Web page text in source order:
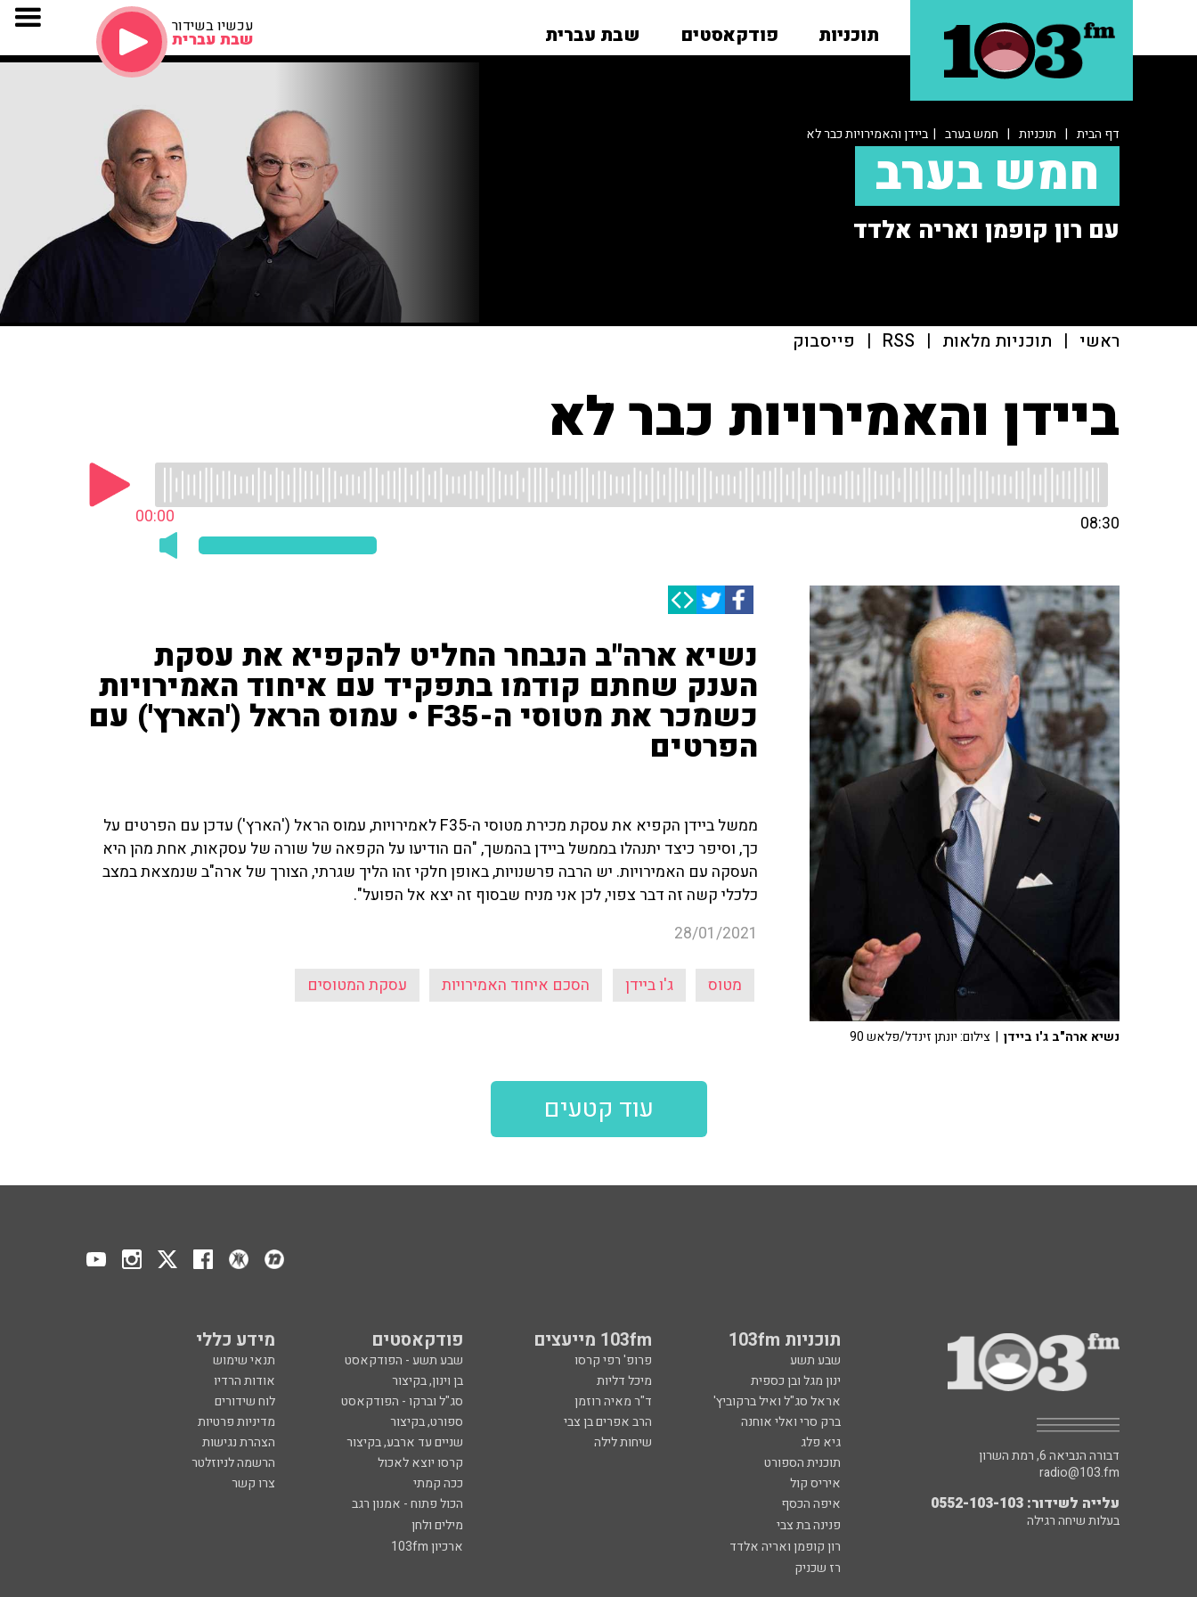
תוכניות פודקאסטים שבת עברית עכשיו בשידור
שבת עברית
דף הבית | תוכניות | חמש בערב | ביידן והאמירויות כבר לא
חמש בערב
עם רון קופמן ואריה אלדד
ראשי | תוכניות מלאות |
RSS
| פייסבוק
ביידן והאמירויות כבר לא
00:00 08:30
נשיא ארה"ב הנבחר החליט להקפיא את עסקת
הענק שחתם קודמו בתפקיד עם איחוד האמירויות
כשמכר את מטוסי ה-F35 • עמוס הראל ('הארץ') עם
הפרטים
ממשל ביידן הקפיא את עסקת מכירת מטוסי ה-F35 לאמירויות, עמוס הראל ('הארץ') עדכן עם הפרטים על
כך, וסיפר כיצד יתנהלו בממשל ביידן בהמשך, "הם הודיעו על הקפאה של שורה של עסקאות, אחת מהן היא
העסקה עם האמירויות. יש הרבה פרשנויות, באופן חלקי זהו הליך שגרתי, הצורך של ארה"ב שנמצאת במצב
כלכלי קשה זה דבר צפוי, לכן אני מניח שבסוף זה יצא אל הפועל".
28/01/2021
מטוס ג'ו ביידן הסכם איחוד האמירויות עסקת המטוסים
נשיא ארה"ב ג'ו ביידן | צילום: יונתן זינדל/פלאש 90
עוד קטעים
תוכניות 103fm 103fm מייעצים פודקאסטים מידע כללי
שבע תשע פרופ' רפי קרסו שבע תשע - הפודקאסט
תנאי שימוש
ינון מגל ובן כספית
מיכל דליות בן וינון, בקיצור
אודות הרדיו
אראל סג"ל ואיל ברקוביץ'
ד"ר מאיה רוזמן סג"ל וברקו - הפודקאסט
לוח שידורים
ברק סרי ואלי אוחנה
הרב אפרים בן צבי ספורט, בקיצור
מדיניות פרטיות
גיא פלג
שיחות לילה שניים עד ארבע, בקיצור
הצהרת נגישות
תוכנית הספורט
קרסו יוצא לאכול
הרשמה לניוזלטר
איריס קול
ככה קמתי
צרו קשר
איפה הכסף
הכול פתוח - אמנון רגב
פנינה בת צבי
מילים ולחן
רון קופמן ואריה אלדד
ארכיון 103fm
רז שכניק
דבורה הנביאה 6, רמת השרון
radio@103.fm
עלייה לשידור: 0552-103-103
בעלות שיחה רגילה